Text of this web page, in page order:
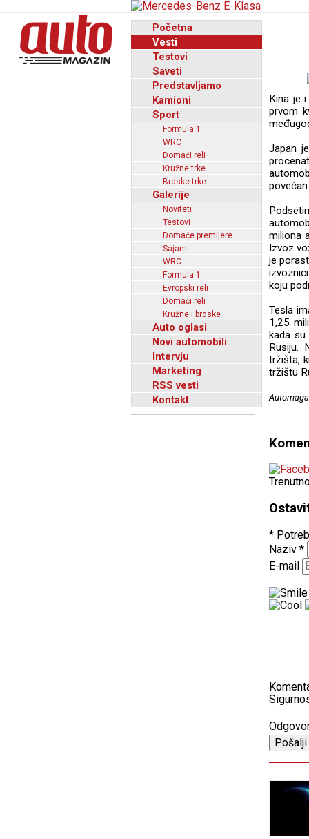
Početna
Vesti
Testovi
Saveti
Predstavljamo
Kamioni
Sport
Formula 1
WRC
Domaći reli
Kružne trke
Brdske trke
Galerije
Noviteti
Testovi
Domaće premijere
Sajam
WRC
Formula 1
Evropski reli
Domaći reli
Kružne i brdske
Auto oglasi
Novi automobili
Intervju
Marketing
RSS vesti
Kontakt
Kina je
prvom
Japan
miliona
Izvoz
je
koju
Tesla
1,25
kada su
Rusiju.
tržišta,
tržištu
*
Naziv *
E-mail